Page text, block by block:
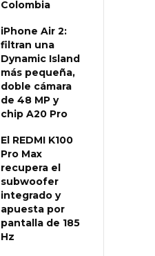
Colombia
iPhone Air 2:
filtran una
Dynamic Island
más pequeña,
doble cámara
de 48 MP y
chip A20 Pro
El REDMI K100
Pro Max
recupera el
subwoofer
integrado y
apuesta por
pantalla de 185
Hz